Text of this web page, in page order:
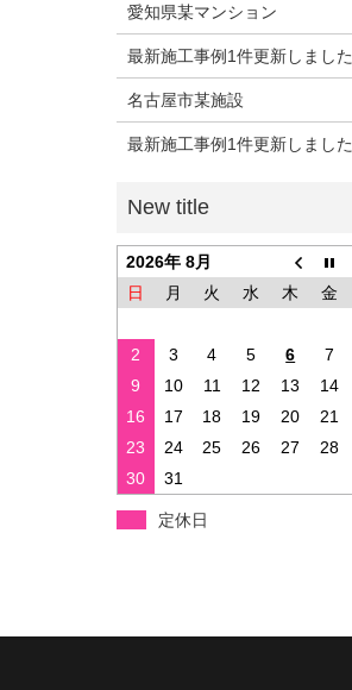
愛知県某マンション
最新施工事例1件更新しました
名古屋市某施設
最新施工事例1件更新しました
2026年 8月
日
月 火 水 木 金
2
3 4 5 6 7
9
10 11 12 13 14
16
17 18 19 20 21
23
24 25 26 27 28
30
31
定休日